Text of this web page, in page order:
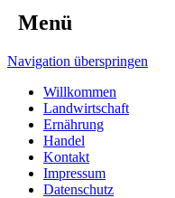
Menü
Navigation überspringen
Willkommen
Landwirtschaft
Ernährung
Handel
Kontakt
Impressum
Datenschutz